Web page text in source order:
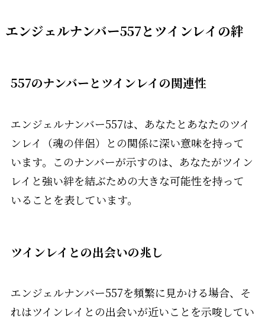
エンジェルナンバー557とツインレイの絆
557のナンバーとツインレイの関連性
エンジェルナンバー557は、あなたとあなたのツイ
ンレイ（魂の伴侶）との関係に深い意味を持って
います。このナンバーが示すのは、あなたがツイン
レイと強い絆を結ぶための大きな可能性を持って
いることを表しています。
ツインレイとの出会いの兆し
エンジェルナンバー557を頻繁に見かける場合、そ
れはツインレイとの出会いが近いことを示唆してい